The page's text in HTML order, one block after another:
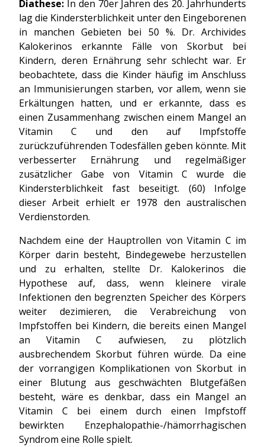
Diathese: In den 70er Jahren des 20. Jahrhunderts
lag die Kindersterblichkeit unter den Eingeborenen
in manchen Gebieten bei 50 %. Dr. Archivides
Kalokerinos erkannte Fälle von Skorbut bei
Kindern, deren Ernährung sehr schlecht war. Er
beobachtete, dass die Kinder häufig im Anschluss
an Immunisierungen starben, vor allem, wenn sie
Erkältungen hatten, und er erkannte, dass es
einen Zusammenhang zwischen einem Mangel an
Vitamin C und den auf Impfstoffe
zurückzuführenden Todesfällen geben könnte. Mit
verbesserter Ernährung und regelmäßiger
zusätzlicher Gabe von Vitamin C wurde die
Kindersterblichkeit fast beseitigt. (60) Infolge
dieser Arbeit erhielt er 1978 den australischen
Verdienstorden.
Nachdem eine der Hauptrollen von Vitamin C im
Körper darin besteht, Bindegewebe herzustellen
und zu erhalten, stellte Dr. Kalokerinos die
Hypothese auf, dass, wenn kleinere virale
Infektionen den begrenzten Speicher des Körpers
weiter dezimieren, die Verabreichung von
Impfstoffen bei Kindern, die bereits einen Mangel
an Vitamin C aufwiesen, zu plötzlich
ausbrechendem Skorbut führen würde. Da eine
der vorrangigen Komplikationen von Skorbut in
einer Blutung aus geschwächten Blutgefäßen
besteht, wäre es denkbar, dass ein Mangel an
Vitamin C bei einem durch einen Impfstoff
bewirkten Enzephalopathie-/hämorrhagischen
Syndrom eine Rolle spielt.